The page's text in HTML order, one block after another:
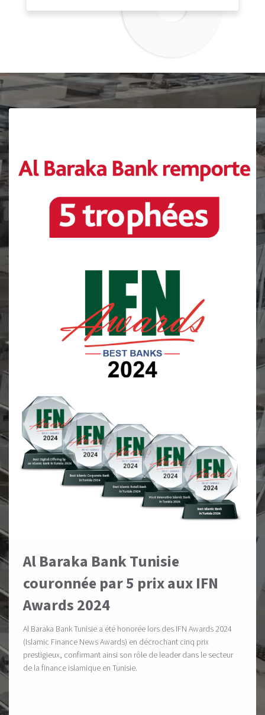
Al Baraka Bank Tunisie
couronnée par 5 prix aux IFN
Awards 2024
Al Baraka Bank Tunisie a été honorée lors des IFN Awards 2024
(Islamic Finance News Awards) en décrochant cinq prix
prestigieux, confirmant ainsi son rôle de leader dans le secteur
de la finance islamique en Tunisie.